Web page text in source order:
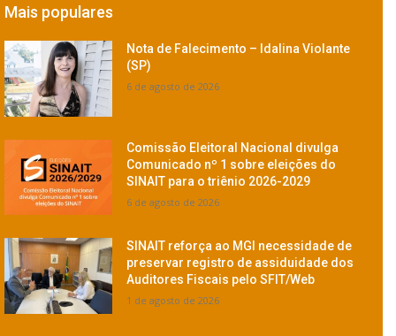
Mais populares
Nota de Falecimento – Idalina Violante
(SP)
6 de agosto de 2026
Comissão Eleitoral Nacional divulga
Comunicado nº 1 sobre eleições do
SINAIT para o triênio 2026-2029
6 de agosto de 2026
SINAIT reforça ao MGI necessidade de
preservar registro de assiduidade dos
Auditores Fiscais pelo SFIT/Web
1 de agosto de 2026